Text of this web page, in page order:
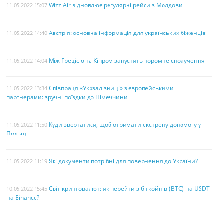
11.05.2022 15:07 Wizz Air відновлює регулярні рейси з Молдови
11.05.2022 14:40 Австрія: основна інформація для українських біженців
11.05.2022 14:04 Між Грецією та Кіпром запустять поромне сполучення
11.05.2022 13:34 Співпраця «Укрзалізниці» з європейськими
партнерами: зручні поїздки до Німеччини
11.05.2022 11:50 Куди звертатися, щоб отримати екстрену допомогу у
Польщі
11.05.2022 11:19 Які документи потрібні для повернення до України?
10.05.2022 15:45 Світ криптовалют: як перейти з біткойнів (BTC) на USDT
на Binance?